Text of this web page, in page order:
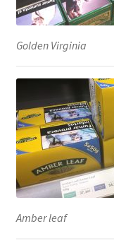
Golden Virginia
Amber leaf